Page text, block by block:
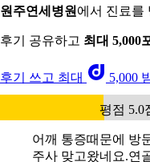
원주연세병원 에서 진료를
후기 공유하고 최대 5,000
후기 쓰고 최대 5,000
평점 5.0
어깨 통증때문에 방
주사 맞고왔네요.연